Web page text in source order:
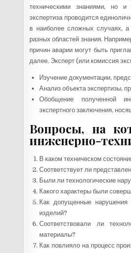
техническими знаниями, но и
экспертиза проводится
в наиболее сложных случаях, а
разных областей знания.
причин аварии могут быть
далее. Эксперт (или комиссия
Изучение документации,
Анализ объекта экспертизы,
Обобщение полученной
экспертного заключения,
Вопросы, на
инженерно-
В каком техническом
Соответствует ли
Были ли технологические
Какого характеры были
Как допущенные нарушения
изделий?
Соответствовали ли
материалы?
Как повлияло на процесс